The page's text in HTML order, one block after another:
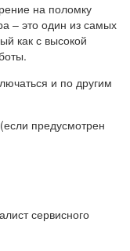
на поломку
– это один из самых
как с высокой
и по другим
предусмотрен
сервисного